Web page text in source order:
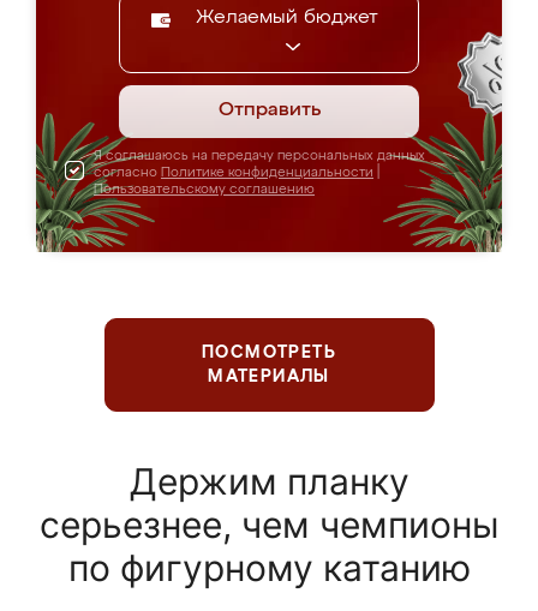
Желаемый бюджет
Отправить
Я соглашаюсь на передачу персональных данных
согласно Политике конфиденциальности
Пользовательскому соглашению
ПОСМОТРЕТЬ
МАТЕРИАЛЫ
Держим планку
серьезнее, чем чемпионы
по фигурному катанию